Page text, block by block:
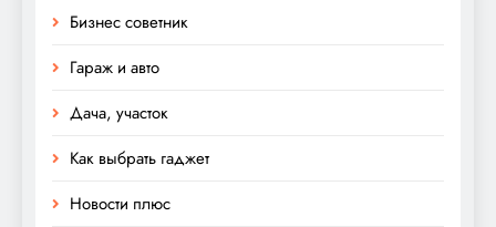
Бизнес советник
Гараж и авто
Дача, участок
Как выбрать гаджет
Новости плюс